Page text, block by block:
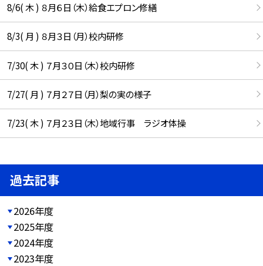
8/6( 木 ) ８月６日（木）給食エプロン修繕
8/3( 月 ) ８月３日（月）校内研修
7/30( 木 ) ７月３０日（木）校内研修
7/27( 月 ) ７月２７日（月）梨の実の様子
7/23( 木 ) ７月２３日（木）地域行事 ラジオ体操
過去記事
2026年度
2025年度
2024年度
2023年度